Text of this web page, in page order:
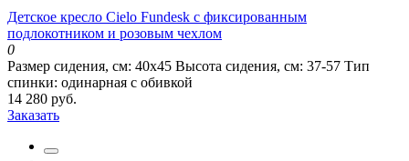
Детское кресло Cielo Fundesk с фиксированным
подлокотником и розовым чехлом
0
Размер сидения, см: 40х45 Высота сидения, см: 37-57 Тип
спинки: одинарная с обивкой
14 280 руб.
Заказать